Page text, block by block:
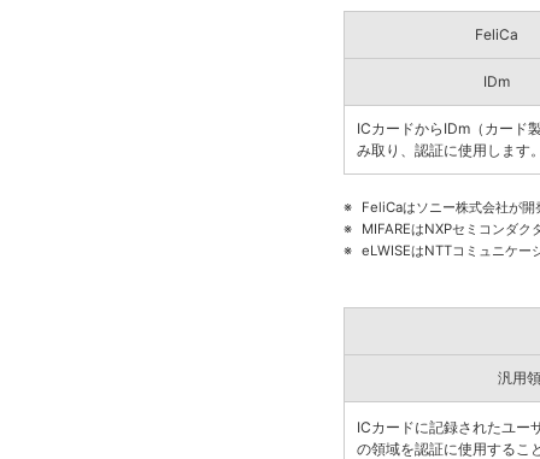
FeliCa
IDm
ICカードからIDm（カード
み取り、認証に使用します
※
FeliCaはソニー株式会社が
※
MIFAREはNXPセミコンダク
※ eLWISEはNTTコミュニケー
汎用
ICカードに記録されたユー
の領域を認証に使用するこ